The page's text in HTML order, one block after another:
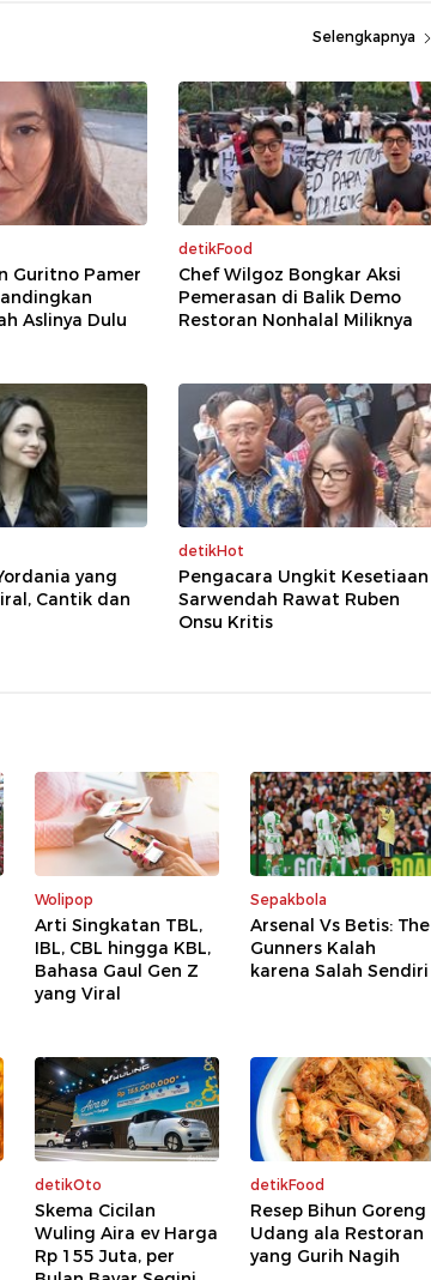
Selengkapnya
Guritno Pamer
Aslinya Dulu
detikFood
Chef Wilgoz Bongkar Aksi
Pemerasan di Balik Demo
Restoran Nonhalal Miliknya
yang
Cantik dan
detikHot
Pengacara Ungkit Kesetiaan
Sarwendah Rawat Ruben
Onsu Kritis
Wolipop
Arti Singkatan TBL,
IBL, CBL hingga KBL,
Bahasa Gaul Gen Z
yang Viral
Sepakbola
Arsenal Vs Betis: The
Gunners Kalah
karena Salah Sendiri
detikOto
Skema Cicilan
Wuling Aira ev Harga
Rp 155 Juta, per
detikFood
Resep Bihun Goreng
Udang ala Restoran
yang Gurih Nagih